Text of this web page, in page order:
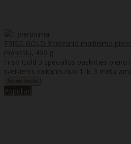
FRISO GOLD 3 tolesnio maitinimo
mėnesių, 400 g
Friso Gold 3 specialios paskirties pieno
sveikiems vaikams nuo 1 iki 3 metų
Populiari